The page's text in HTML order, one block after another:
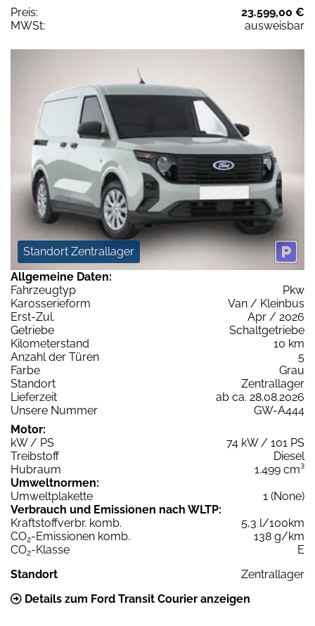
Preis:
23.599,00 €
MWSt:
ausweisbar
Standort Zentrallager
Allgemeine Daten:
Fahrzeugtyp
Pkw
Karosserieform
Van / Kleinbus
Erst-Zul.
Apr / 2026
Getriebe
Schaltgetriebe
Kilometerstand
10 km
Anzahl der Türen
5
Farbe
Grau
Standort
Zentrallager
Lieferzeit
ab ca. 28.08.2026
Unsere Nummer
GW-A444
Motor:
kW / PS
74 kW / 101 PS
Treibstoff
Diesel
Hubraum
1.499 cm³
Umweltnormen:
Umweltplakette
1 (None)
Verbrauch und Emissionen nach WLTP:
Kraftstoffverbr. komb.
5,3 l/100km
CO2-Emissionen komb.
138 g/km
CO2-Klasse
E
Standort
Zentrallager
Details zum Ford Transit Courier anzeigen